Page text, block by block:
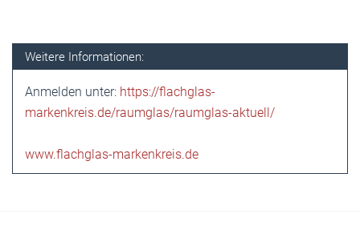
Weitere Informationen:
Anmelden unter: https://flachglas-
markenkreis.de/raumglas/raumglas-aktuell/
www.flachglas-markenkreis.de